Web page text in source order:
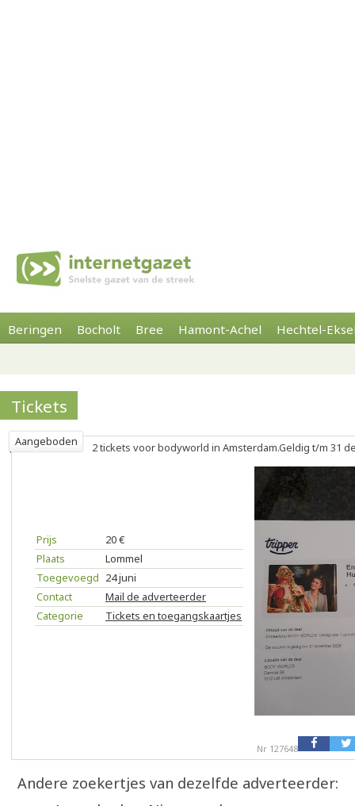
Beringen Bocholt Bree Hamont-Achel Hechtel-
Tickets
Aangeboden 2 tickets voor bodyworld in Amsterdam.Geldig t/m 31
Prijs
20 €
Plaats
Lommel
Toegevoegd 24 juni
Contact
Mail de adverteerder
Categorie
Tickets en toegangskaartjes
Nr 127648
Andere zoekertjes van dezelfde adverteerder: